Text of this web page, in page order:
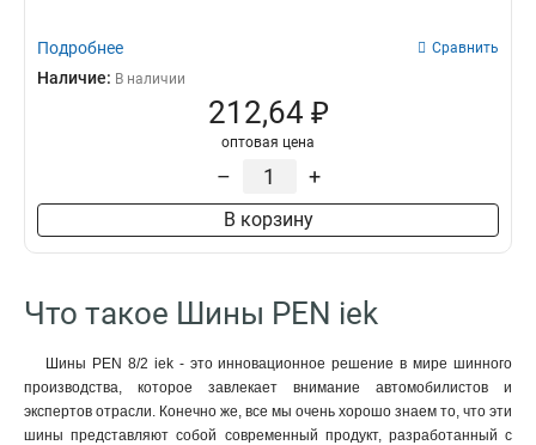
Подробнее Сравнить
Наличие: В наличии
212,64 ₽
оптовая цена
– +
В корзину
Что такое Шины PEN iek
Шины PEN 8/2 iek - это инновационное решение в мире шинного
производства, которое завлекает внимание автомобилистов и
экспертов отрасли. Конечно же, все мы очень хорошо знаем то, что эти
шины представляют собой современный продукт, разработанный с